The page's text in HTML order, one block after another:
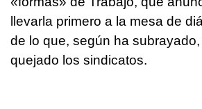
llevarla primero a la mesa de
de lo que, según ha
quejado los sindicatos.